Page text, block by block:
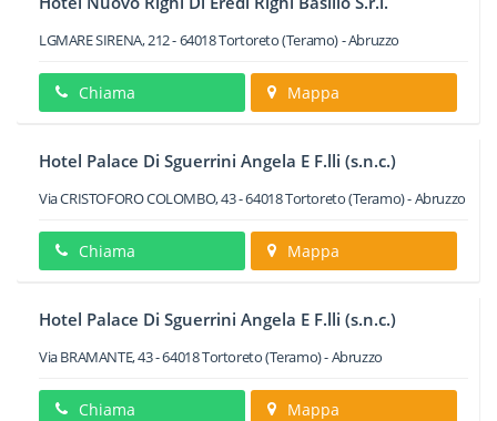
LGMARE SIRENA, 212-64018Tortoreto(Teramo) -Abruzzo
Chiama Mappa
Hotel Palace Di Sguerrini Angela E F.lli (s.n.c.)
Via CRISTOFORO COLOMBO, 43-64018Tortoreto(Teramo) -Abruzzo
Chiama Mappa
Hotel Palace Di Sguerrini Angela E F.lli (s.n.c.)
Via BRAMANTE, 43-64018Tortoreto(Teramo) -Abruzzo
Chiama Mappa